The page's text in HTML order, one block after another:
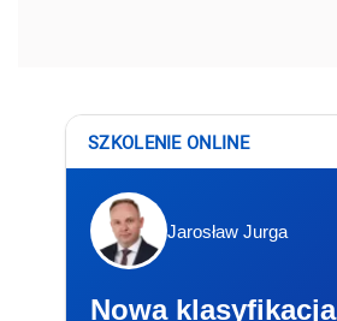
SZKOLENIE ONLINE
Jarosław Jurga
Nowa klasyfikacja